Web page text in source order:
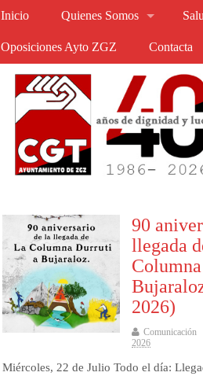
Inicio Quienes Somos
Oposiciones Ayto ZGZ Contacta
90
llegada
2026)
Comunicación
2026
Miércoles, 22 de Julio Todo el día: